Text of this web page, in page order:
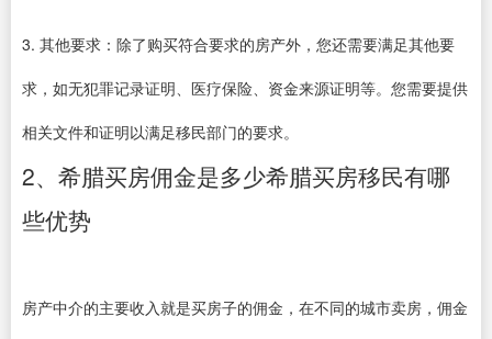
3. 其他要求：除了购买符合要求的房产外，您还需要满足其他要
求，如无犯罪记录证明、医疗保险、资金来源证明等。您需要提供
相关文件和证明以满足移民部门的要求。
2、希腊买房佣金是多少希腊买房移民有哪
些优势
房产中介的主要收入就是买房子的佣金，在不同的城市卖房，佣金